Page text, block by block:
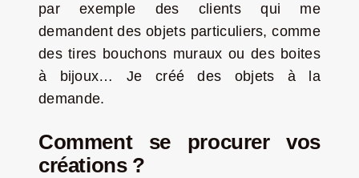
par exemple des clients qui me
demandent des objets particuliers, comme
des tires bouchons muraux ou des boites
à bijoux… Je créé des objets à la
demande.
Comment se procurer vos
créations ?